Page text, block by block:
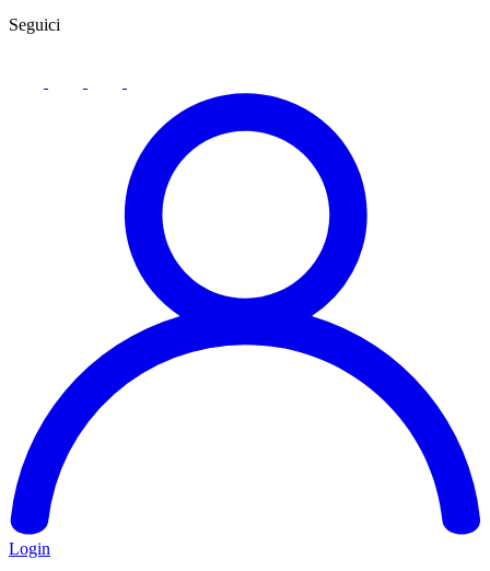
Seguici
Login